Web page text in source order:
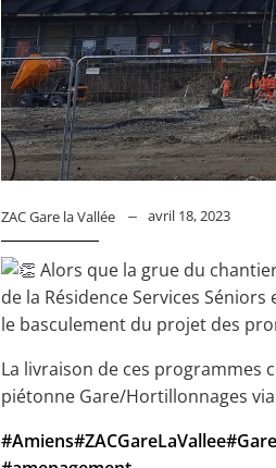
ZAC Gare la Vallée avril 18, 2023
Alors que la grue du
de la Résidence Services
le basculement du projet des
La livraison de ces programmes
piétonne Gare/Hortillonnages
#Amiens#ZACGareLaVallee